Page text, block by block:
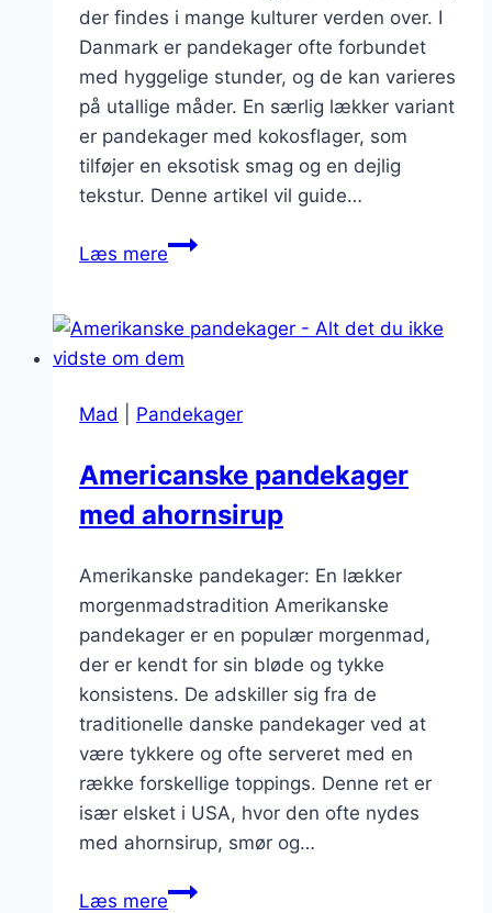
der findes i mange kulturer verden over. I
Danmark er pandekager ofte forbundet
med hyggelige stunder, og de kan varieres
på utallige måder. En særlig lækker variant
er pandekager med kokosflager, som
tilføjer en eksotisk smag og en dejlig
tekstur. Denne artikel vil guide…
Læs mereLækre
kokosflager
Mad Pandekager
Americanske pandekager
med ahornsirup
Amerikanske pandekager: En lækker
morgenmadstradition Amerikanske
pandekager er en populær morgenmad,
der er kendt for sin bløde og tykke
konsistens. De adskiller sig fra de
traditionelle danske pandekager ved at
være tykkere og ofte serveret med en
række forskellige toppings. Denne ret er
især elsket i USA, hvor den ofte nydes
med ahornsirup, smør og…
Læs mereAmericanske